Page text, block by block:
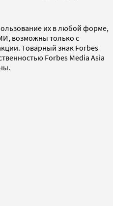
их в любой форме,
возможны только с
Товарный знак Forbes
Forbes Media Asia